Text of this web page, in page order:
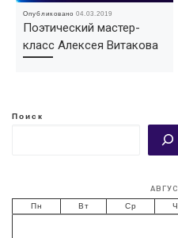
Опубликовано04.03.2019
Поэтический мастер-
класс Алексея Витакова
Поиск
Пн Вт Ср